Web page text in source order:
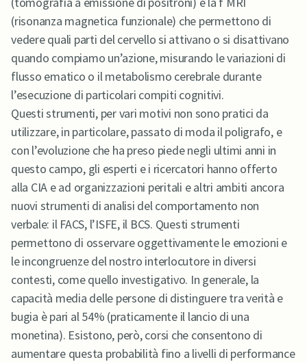
(risonanza magnetica funzionale) che permettono di
vedere quali parti del cervello si attivano o si disattivano
quando compiamo un’azione, misurando le variazioni di
flusso ematico o il metabolismo cerebrale durante
l’esecuzione di particolari compiti cognitivi.
Questi strumenti, per vari motivi non sono pratici da
utilizzare, in particolare, passato di moda il poligrafo, e
con l’evoluzione che ha preso piede negli ultimi anni in
questo campo, gli esperti e i ricercatori hanno offerto
alla CIA e ad organizzazioni peritali e altri ambiti ancora
nuovi strumenti di analisi del comportamento non
verbale: il FACS, l’ISFE, il BCS. Questi strumenti
permettono di osservare oggettivamente le emozioni e
le incongruenze del nostro interlocutore in diversi
contesti, come quello investigativo. In generale, la
capacità media delle persone di distinguere tra verità e
bugia è pari al 54% (praticamente il lancio di una
monetina). Esistono, però, corsi che consentono di
aumentare questa probabilità fino a livelli di performance